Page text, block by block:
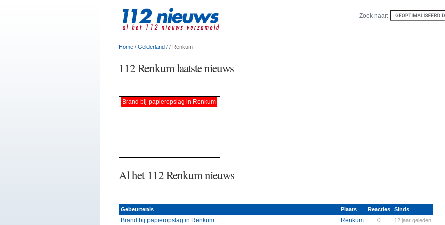
Zoek naar:
Home / Gelderland / / Renkum
112 Renkum laatste nieuws
Brand bij papieropslag in Renkum
Al het 112 Renkum nieuws
Gebeurtenis Plaats Reacties Sinds
Brand bij papieropslag in Renkum Renkum 0 12 jaar geleden